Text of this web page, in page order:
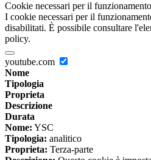
Cookie necessari per il funzionamento
I cookie necessari per il
disabilitati. È possibile consultare
policy.
youtube.com
Nome
Tipologia
Proprieta
Descrizione
Durata
Nome: YSC
Tipologia: analitico
Proprieta: Terza-parte